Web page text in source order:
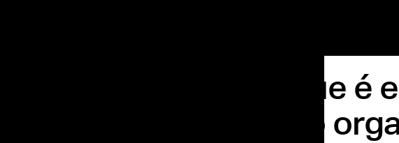
O que é Zoning: o que é e
como esse conceito